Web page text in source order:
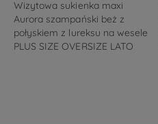
Wizytowa sukienka maxi
Aurora szampański beż z
połyskiem z lureksu na wesele
PLUS SIZE OVERSIZE LATO